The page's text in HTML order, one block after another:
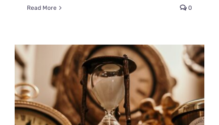
Read More 0